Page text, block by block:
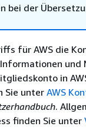
bei der
für AWS die
und
in
Sie unter AWS
.
finden Sie unter